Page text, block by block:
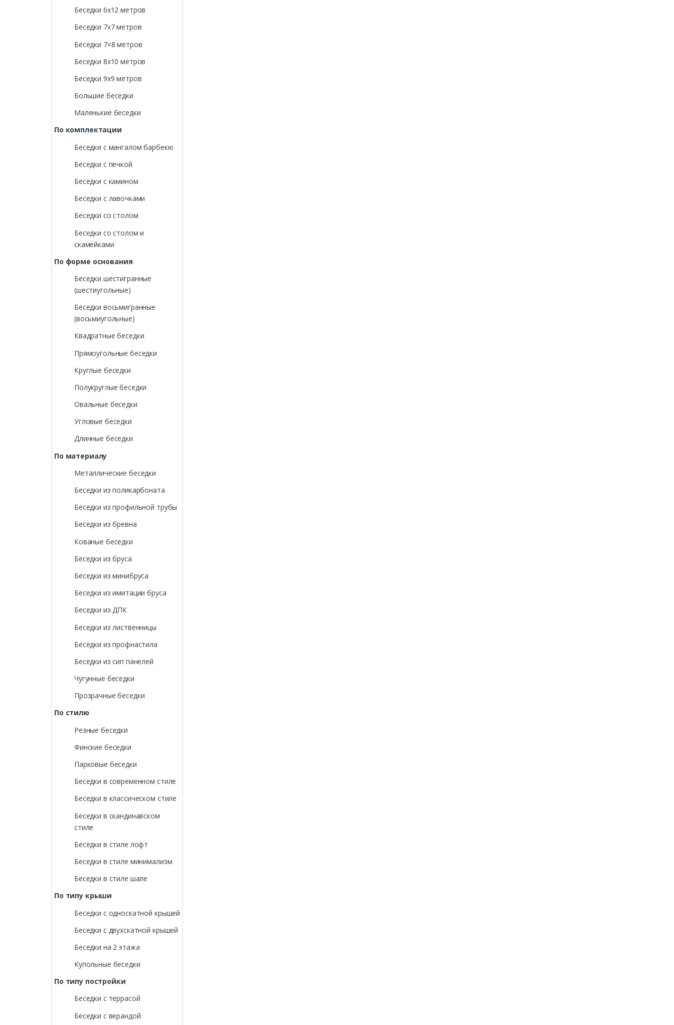
Беседки 6х12 метров
Беседки 7х7 метров
Беседки 7×8 метров
Беседки 8х10 метров
Беседки 9х9 метров
Большие беседки
Маленькие беседки
По комплектации
Беседки с мангалом барбекю
Беседки с печкой
Беседки с камином
Беседки с лавочками
Беседки со столом
Беседки со столом и
скамейками
По форме основания
Беседки шестигранные
(шестиугольные)
Беседки восьмигранные
(восьмиугольные)
Квадратные беседки
Прямоугольные беседки
Круглые беседки
Полукруглые беседки
Овальные беседки
Угловые беседки
Длинные беседки
По материалу
Металлические беседки
Беседки из поликарбоната
Беседки из профильной трубы
Беседки из бревна
Кованые беседки
Беседки из бруса
Беседки из минибруса
Беседки из имитации бруса
Беседки из ДПК
Беседки из лиственницы
Беседки из профнастила
Беседки из сип панелей
Чугунные беседки
Прозрачные беседки
По стилю
Резные беседки
Финские беседки
Парковые беседки
Беседки в современном стиле
Беседки в классическом стиле
Беседки в скандинавском
стиле
Беседки в стиле лофт
Беседки в стиле минимализм
Беседки в стиле шале
По типу крыши
Беседки с односкатной крышей
Беседки с двухскатной крышей
Беседки на 2 этажа
Купольные беседки
По типу постройки
Беседки с террасой
Беседки с верандой